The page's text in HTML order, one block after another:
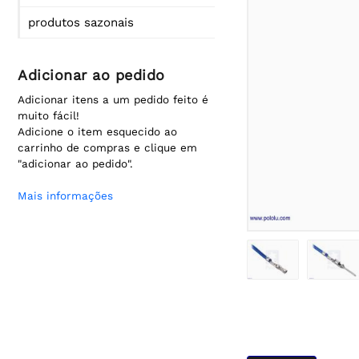
produtos sazonais
Adicionar ao pedido
Adicionar itens a um pedido feito é
muito fácil!
Adicione o item esquecido ao
carrinho de compras e clique em
"adicionar ao pedido".
Mais informações